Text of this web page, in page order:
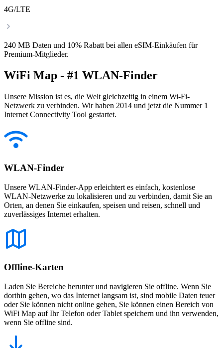
4G/LTE
240 MB Daten und 10% Rabatt bei allen eSIM-Einkäufen für
Premium-Mitglieder.
WiFi Map - #1 WLAN-Finder
Unsere Mission ist es, die Welt gleichzeitig in einem Wi-Fi-
Netzwerk zu verbinden. Wir haben 2014 und jetzt die Nummer 1
Internet Connectivity Tool gestartet.
WLAN-Finder
Unsere WLAN-Finder-App erleichtert es einfach, kostenlose
WLAN-Netzwerke zu lokalisieren und zu verbinden, damit Sie an
Orten, an denen Sie einkaufen, speisen und reisen, schnell und
zuverlässiges Internet erhalten.
Offline-Karten
Laden Sie Bereiche herunter und navigieren Sie offline. Wenn Sie
dorthin gehen, wo das Internet langsam ist, sind mobile Daten teuer
oder Sie können nicht online gehen, Sie können einen Bereich von
WiFi Map auf Ihr Telefon oder Tablet speichern und ihn verwenden,
wenn Sie offline sind.